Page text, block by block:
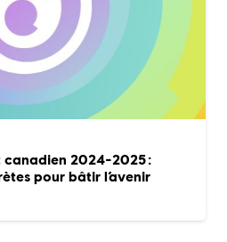
canadien 2024-2025 :
pour bâtir l’avenir